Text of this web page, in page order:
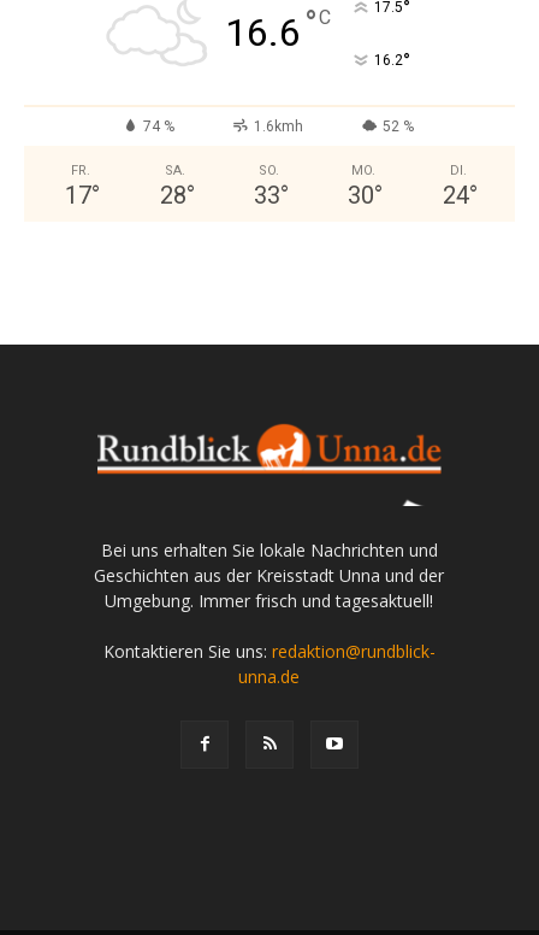
16.6 °C 17.5°
16.2°
74 % 1.6kmh 52 %
FR.
17°
SA.
28°
SO.
33°
MO.
30°
DI.
24°
Bei uns erhalten Sie lokale Nachrichten und
Geschichten aus der Kreisstadt Unna und der
Umgebung. Immer frisch und tagesaktuell!
Kontaktieren Sie uns: redaktion@rundblick-
unna.de